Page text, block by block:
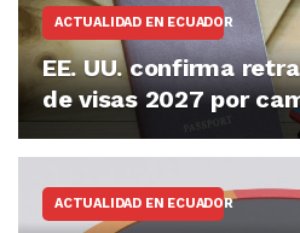
ACTUALIDAD EN ECUADOR
EE. UU. confirma
de visas 2027 por
ACTUALIDAD EN ECUADOR